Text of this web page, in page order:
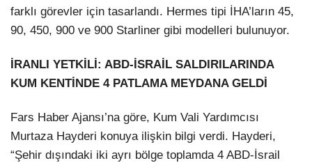
farklı görevler için tasarlandı. Hermes tipi İHA’ların 45,
90, 450, 900 ve 900 Starliner gibi modelleri bulunuyor.
İRANLI YETKİLİ: ABD-İSRAİL SALDIRILARINDA
KUM KENTİNDE 4 PATLAMA MEYDANA GELDİ
Fars Haber Ajansı’na göre, Kum Vali Yardımcısı
Murtaza Hayderi konuya ilişkin bilgi verdi. Hayderi,
“Şehir dışındaki iki ayrı bölge toplamda 4 ABD-İsrail